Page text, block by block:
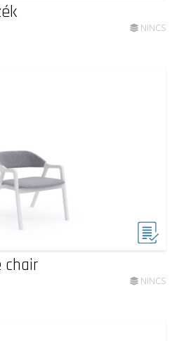
NINCS
chair
NINCS